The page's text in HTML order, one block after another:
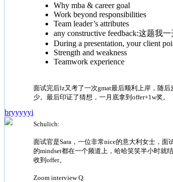
bryyyyyi
Why mba & career goal
Work beyond responsibilities
Team leader’s attributes
any constructive feedback:这题我
During a presentation, your client
Strength and weakness
Teamwork experience
面试完后lz又考了一次gmat最后顺利上岸，随
少。最后印证了猜想，一月底拿到offer+1w奖。
Schulich:
面试官是Sara，一位非常nice的意大利女士，
的mindset都在一个频道上，哈哈笑笑半小时就
收到offer。
Zoom interview Q: